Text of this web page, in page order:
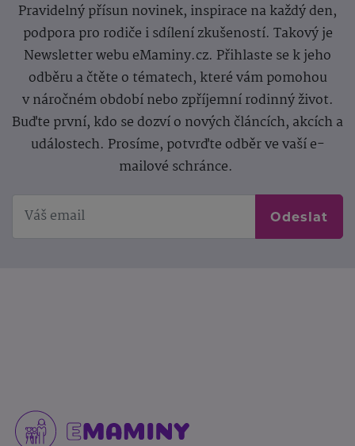
Pravidelný přísun novinek, inspirace na každý den,
podpora pro rodiče i sdílení zkušeností. Takový je
Newsletter webu eMaminy.cz. Přihlaste se k jeho
odběru a čtěte o tématech, které vám pomohou
v náročném období nebo zpříjemní rodinný život.
Buďte první, kdo se dozví o nových článcích, akcích a
událostech. Prosíme, potvrďte odběr ve vaší e-
mailové schránce.
Odeslat